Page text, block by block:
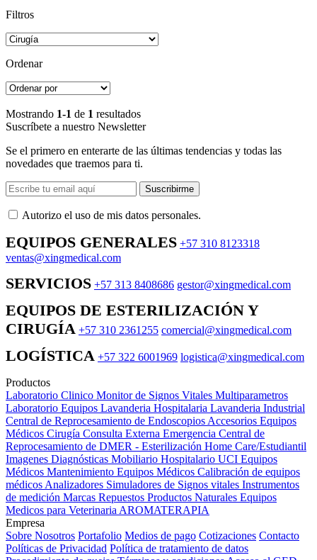
Filtros
Ordenar
Mostrando 1-1 de 1 resultados
Suscríbete a nuestro Newsletter
Se el primero en enterarte de las últimas tendencias y todas las
novedades que traemos para ti.
Suscribirme
Autorizo ​​el uso de mis datos personales.
EQUIPOS GENERALES +57 310 8123318
ventas@xingmedical.com
SERVICIOS +57 313 8408686 gestor@xingmedical.com
EQUIPOS DE ESTERILIZACIÓN Y
CIRUGÍA +57 310 2361255 comercial@xingmedical.com
LOGÍSTICA +57 322 6001969 logistica@xingmedical.com
Productos
Laboratorio Clinico Monitor de Signos Vitales Multiparametros
Laboratorio Equipos Lavanderia Hospitalaria Lavanderia Industrial
Central de Reprocesamiento de Endoscopios Accesorios Equipos
Médicos Cirugía Consulta Externa Emergencia Central de
Reprocesamiento de DMER - Esterilización Home Care/Estudiantil
Imagenes Diagnósticas Mobiliario Hospitalario UCI Equipos
Médicos Mantenimiento Equipos Médicos Calibración de equipos
médicos Analizadores Simuladores de Signos vitales Instrumentos
de medición Marcas Repuestos Productos Naturales Equipos
Medicos para Veterinaria AROMATERAPIA
Empresa
Sobre Nosotros Portafolio Medios de pago Cotizaciones Contacto
Políticas de Privacidad Política de tratamiento de datos